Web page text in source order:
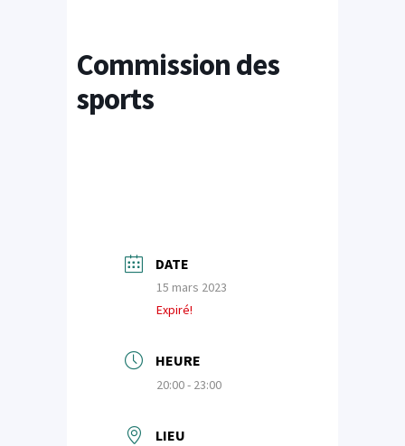
Commission des
sports
DATE
15 mars 2023
Expiré!
HEURE
20:00 - 23:00
LIEU